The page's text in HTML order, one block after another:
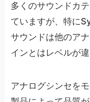
多くのサウンドカ
ていますが、特に
サウンドは他のア
インとはレベルが違
アナログシンセを